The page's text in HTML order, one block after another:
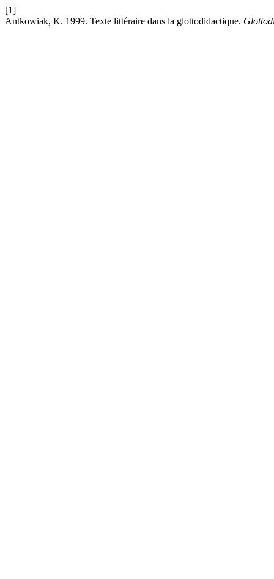
[1]
Antkowiak, K. 1999. Texte littéraire dans la glottodidactique.